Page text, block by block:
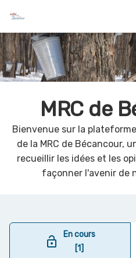
MRC de
Bienvenue sur la
de la MRC de Bécancour,
recueillir les idées et les
façonner l'avenir de
lock_open
En cours
[1]